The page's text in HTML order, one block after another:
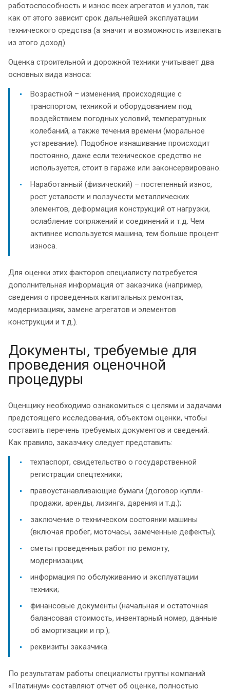
работоспособность и износ всех агрегатов и узлов, так
как от этого зависит срок дальнейшей эксплуатации
технического средства (а значит и возможность извлекать
из этого доход).
Оценка строительной и дорожной техники учитывает два
основных вида износа:
Возрастной – изменения, происходящие с
транспортом, техникой и оборудованием под
воздействием погодных условий, температурных
колебаний, а также течения времени (моральное
устаревание). Подобное изнашивание происходит
постоянно, даже если техническое средство не
используется, стоит в гараже или законсервировано.
Наработанный (физический) – постепенный износ,
рост усталости и ползучести металлических
элементов, деформация конструкций от нагрузки,
ослабление сопряжений и соединений и т.д. Чем
активнее используется машина, тем больше процент
износа.
Для оценки этих факторов специалисту потребуется
дополнительная информация от заказчика (например,
сведения о проведенных капитальных ремонтах,
модернизациях, замене агрегатов и элементов
конструкции и т.д.).
Документы, требуемые для
проведения оценочной
процедуры
Оценщику необходимо ознакомиться с целями и задачами
предстоящего исследования, объектом оценки, чтобы
составить перечень требуемых документов и сведений.
Как правило, заказчику следует представить:
техпаспорт, свидетельство о государственной
регистрации спецтехники;
правоустанавливающие бумаги (договор купли-
продажи, аренды, лизинга, дарения и т.д.);
заключение о техническом состоянии машины
(включая пробег, моточасы, замеченные дефекты);
сметы проведенных работ по ремонту,
модернизации;
информация по обслуживанию и эксплуатации
техники;
финансовые документы (начальная и остаточная
балансовая стоимость, инвентарный номер, данные
об амортизации и пр.);
реквизиты заказчика.
По результатам работы специалисты группы компаний
«Платинум» составляют отчет об оценке, полностью